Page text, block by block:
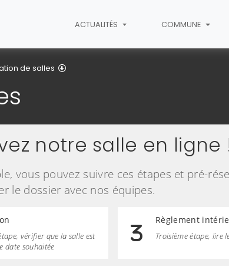
ACTUALITÉS COMMUNE
de salles
notre salle en ligne
vous pouvez suivre ces étapes et pré-
le dossier avec nos équipes.
vérifier que la salle est
date souhaitée
Règlement
Troisième étape, lire